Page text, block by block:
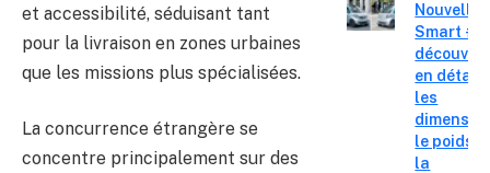
et accessibilité, séduisant tant
pour la livraison en zones urbaines
que les missions plus spécialisées.
La concurrence étrangère se
concentre principalement sur des
Nouvelle
Smart #2
en détail
les
le poids
la